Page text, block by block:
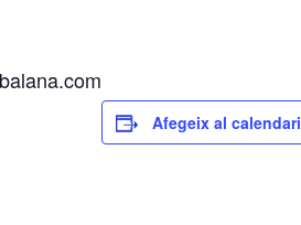
Afegeix al calendari